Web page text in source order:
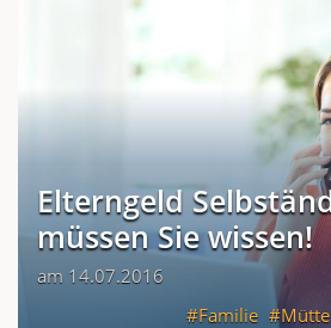
Elterngeld
müssen Sie wissen!
am 14.07.2016
Familie